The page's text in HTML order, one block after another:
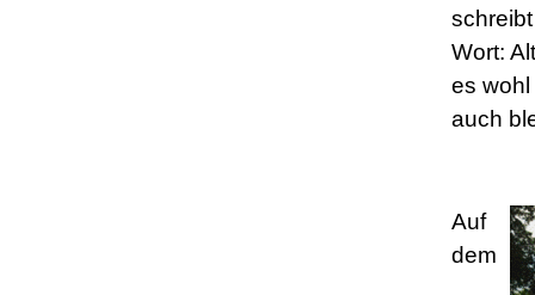
Wort:
es
auch
Auf
dem